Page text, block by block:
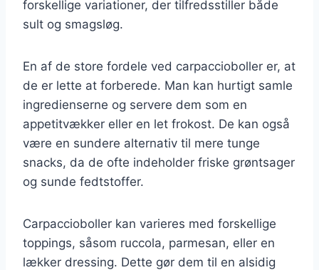
forskellige variationer, der tilfredsstiller både
sult og smagsløg.
En af de store fordele ved carpaccioboller er, at
de er lette at forberede. Man kan hurtigt samle
ingredienserne og servere dem som en
appetitvækker eller en let frokost. De kan også
være en sundere alternativ til mere tunge
snacks, da de ofte indeholder friske grøntsager
og sunde fedtstoffer.
Carpaccioboller kan varieres med forskellige
toppings, såsom ruccola, parmesan, eller en
lækker dressing. Dette gør dem til en alsidig